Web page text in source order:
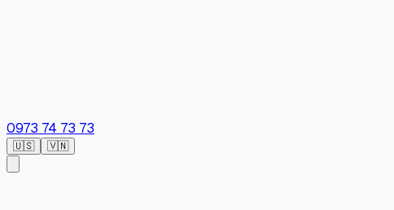
0973 74 73 73
🇺🇸 🇻🇳